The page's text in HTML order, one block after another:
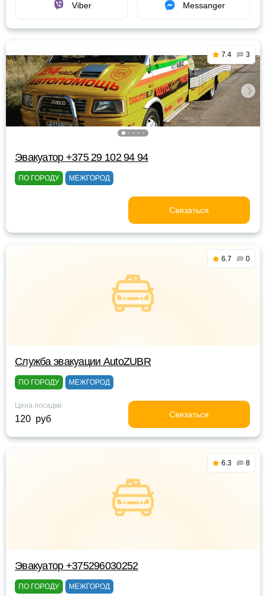
Viber Messanger
7.4 3
Эвакуатор +375 29 102 94 94
ПО ГОРОДУ МЕЖГОРОД
Связаться
6.7 0
Служба эвакуации AutoZUBR
ПО ГОРОДУ МЕЖГОРОД
Цена посадки
120 руб Связаться
6.3 8
Эвакуатор +375296030252
ПО ГОРОДУ МЕЖГОРОД